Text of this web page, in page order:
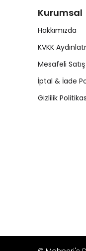
Kurumsal
Hakkımızda
KVKK
Mesafeli
İptal & İade
Gizlilik